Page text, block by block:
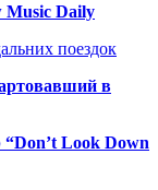
Music Daily
поездок
в
Look Down